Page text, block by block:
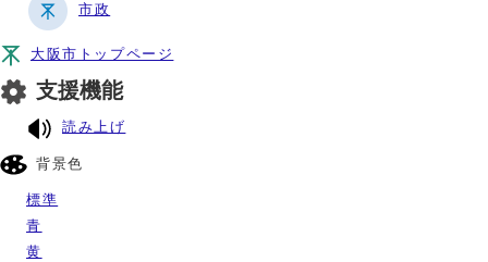
市政
大阪市トップページ
支援機能
読み上げ
背景色
標準
青
黄